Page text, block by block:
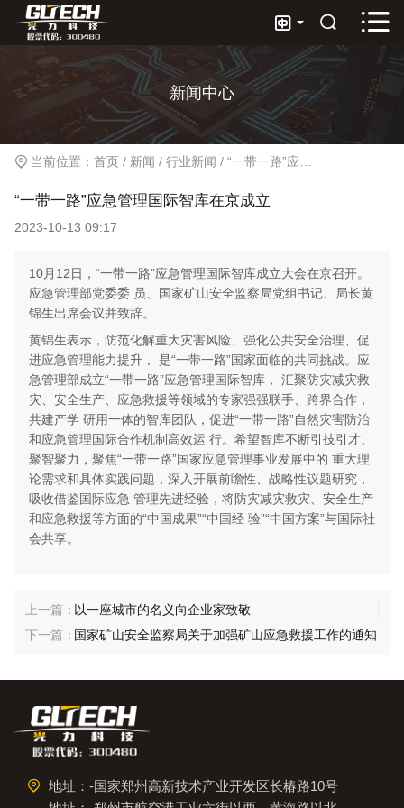
  
新闻中心
当前位置： 首页 / 新闻 / 行业新闻 / “一带一路”应急管理国际智库在京成立
“一带一路”应急管理国际智库在京成立
2023-10-13 09:17
10月12日，“一带一路”应急管理国际智库成立大会在京召开。
应急管理部党委委 员、国家矿山安全监察局党组书记、局长黄
锦生出席会议并致辞。
黄锦生表示，防范化解重大灾害风险、强化公共安全治理、促
进应急管理能力提升， 是“一带一路”国家面临的共同挑战。应
急管理部成立“一带一路”应急管理国际智库， 汇聚防灾减灾救
灾、安全生产、应急救援等领域的专家强强联手、跨界合作，
共建产学 研用一体的智库团队，促进“一带一路”自然灾害防治
和应急管理国际合作机制高效运 行。希望智库不断引技引才、
聚智聚力，聚焦“一带一路”国家应急管理事业发展中的 重大理
论需求和具体实践问题，深入开展前瞻性、战略性议题研究，
吸收借鉴国际应急 管理先进经验，将防灾减灾救灾、安全生产
和应急救援等方面的“中国成果”“中国经 验”“中国方案”与国际社
会共享。
以一座城市的名义向企业家致敬
国家矿山安全监察局关于加强矿山应急救援工作的通知
地址：-国家郑州高新技术产业开发区长椿路10号